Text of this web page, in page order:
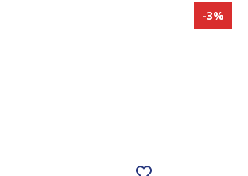
-3%